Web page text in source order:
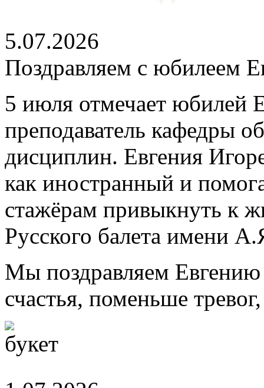
5.07.2026
Поздравляем с юбилеем
5 июля отмечает юбилей
преподаватель кафедры
дисциплин. Евгения
как иностранный и
стажёрам привыкнуть к
Русского балета имени
Мы поздравляем
счастья, поменьше